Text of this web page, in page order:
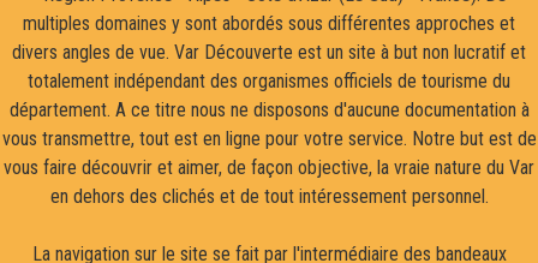
multiples domaines y sont abordés sous différentes approches et
divers angles de vue. Var Découverte est un site à but non lucratif et
totalement indépendant des organismes officiels de tourisme du
département. A ce titre nous ne disposons d'aucune documentation à
vous transmettre, tout est en ligne pour votre service. Notre but est de
vous faire découvrir et aimer, de façon objective, la vraie nature du Var
en dehors des clichés et de tout intéressement personnel.
La navigation sur le site se fait par l'intermédiaire des bandeaux